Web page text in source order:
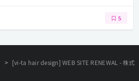
5
> [vi-ta hair design] WEB SITE RENEWAL - 株式